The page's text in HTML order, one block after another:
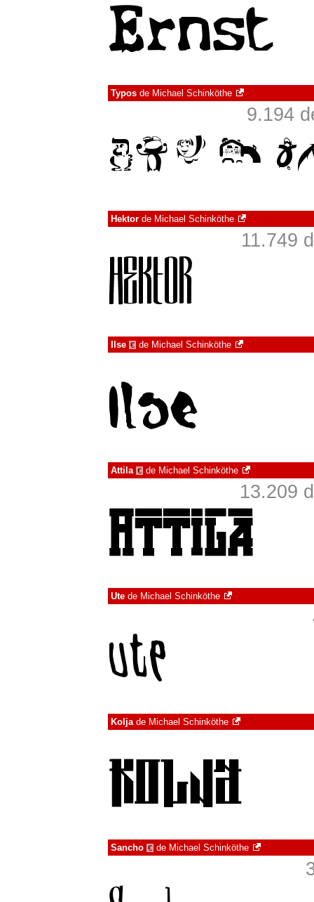
Typos de Michael Schinköthe
9.194
Hektor de Michael Schinköthe
11.749
Ilse € de Michael Schinköthe
Attila € de Michael Schinköthe
13.209
Ute de Michael Schinköthe
Koljade Michael Schinköthe
Sancho € de Michael Schinköthe